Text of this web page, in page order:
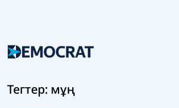
Тегтер: мұң